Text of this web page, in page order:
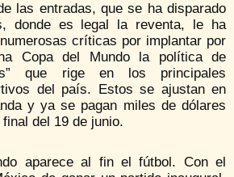
las entradas, que se ha disparado
donde es legal la reventa, le ha
críticas por implantar por
Copa del Mundo la política de
que rige en los principales
del país. Estos se ajustan en
y ya se pagan miles de dólares
del 19 de junio.
aparece al fin el fútbol. Con el